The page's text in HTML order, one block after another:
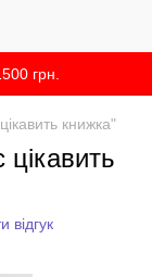
грн.
книжка"
відгук